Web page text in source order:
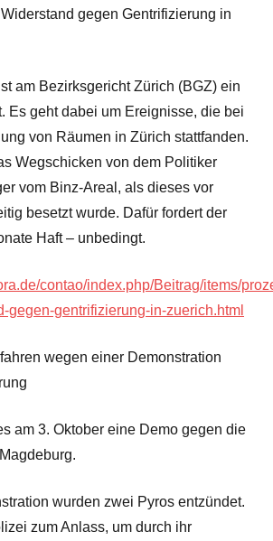
gegen Gentrifizierung in
am Bezirksgericht Zürich (BGZ) ein
Es geht dabei um Ereignisse, die bei
von Räumen in Zürich stattfanden.
Wegschicken von dem Politiker
vom Binz-Areal, als dieses vor
besetzt wurde. Dafür fordert der
Haft – unbedingt.
contao/index.php/Beitrag/items/
gegen-gentrifizierung-in-zuerich.html
wegen einer Demonstration
am 3. Oktober eine Demo gegen die
wurden zwei Pyros entzündet.
zum Anlass, um durch ihr